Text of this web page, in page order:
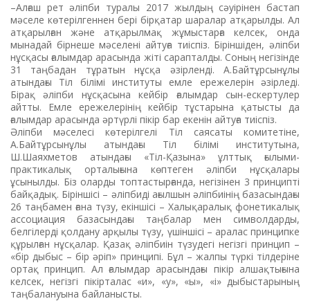
–Алғаш рет әліпби туралы 2017 жылдың сәуірінен бастап
мәселе көтерілгеннен бері бірқатар шаралар атқарылды. Ал
атқарылған және атқарылмақ жұмыстарға келсек, онда
мынадай бірнеше мәселені айтуға тиіспіз. Біріншіден, әліпби
нұсқасы ғалымдар арасында жіті сарапталды. Соның негізінде
31 таңбадан тұратын нұсқа әзірленді. А.Байтұрсынұлы
атындағы Тіл білімі институты емле ережелерін әзірледі.
Бірақ әліпби нұсқасына кейбір ғалымдар сын-ескертулер
айтты. Емле ережелерінің кейбір тұстарына қатысты да
ғалымдар арасында әртүрлі пікір бар екенін айтуға тиіспіз.
Әліпби мәселесі көтерілгелі Тіл саясаты комитетіне,
А.Байтұрсынұлы атындағы Тіл білімі институтына,
Ш.Шаяхметов атындағы «Тіл-Қазына» ұлттық ғылыми-
практикалық орталығына көптеген әліпби нұс­қалары
ұсынылды. Біз оларды топ­тастырғанда, негізінен 3 принципті
байқадық. Біріншісі ­– әліпбиді ағылшын әліпбиінің базасындағы
26 таңбамен ғана түзу, екіншісі – Халықаралық фонетикалық
ассоциация базасындағы таңбалар мен символдарды,
белгілерді қолдану арқылы түзу, үшіншісі – аралас принципке
құрылған нұсқалар. Қазақ әліпбиін түзудегі негізгі принцип –
«бір дыбыс – бір әріп» принципі. Бұл – жалпы түркі тілдеріне
ортақ принцип. Ал ғалымдар арасындағы пікір алшақтығына
келсек, негізгі пікірталас «и», «у», «ы», «і» дыбыстарының
таңбалануына байланысты.